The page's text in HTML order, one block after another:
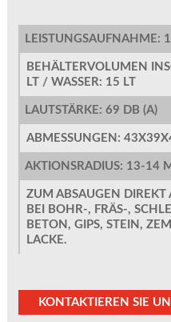
LEISTUNGSAUFNAHME:
BEHÄLTERVOLUMEN
LT / WASSER: 15 LT
LAUTSTÄRKE: 69 DB (A)
ABMESSUNGEN:
AKTIONSRADIUS: 13-14
ZUM ABSAUGEN DIREKT
BEI BOHR-, FRÄS-,
BETON, GIPS, STEIN,
LACKE.
KONTAKTIEREN SIE